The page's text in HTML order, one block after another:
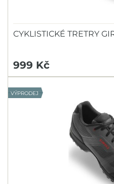
CYKLISTICKÉ TRETRY
999 Kč
VÝPRODEJ